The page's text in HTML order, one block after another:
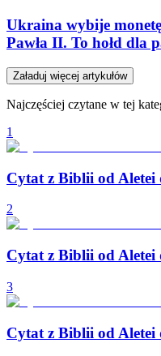
Ukraina wybije
Pawła II. To hołd dla
Załaduj więcej artykułów
Najczęściej czytane w tej
1
Cytat z Biblii od Aletei
2
Cytat z Biblii od Aletei
3
Cytat z Biblii od Aletei